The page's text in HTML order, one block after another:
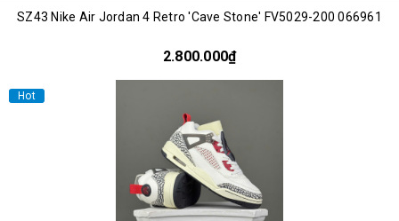
SZ43 Nike Air Jordan 4 Retro 'Cave Stone' FV5029-200 066961
2.800.000₫
Hot